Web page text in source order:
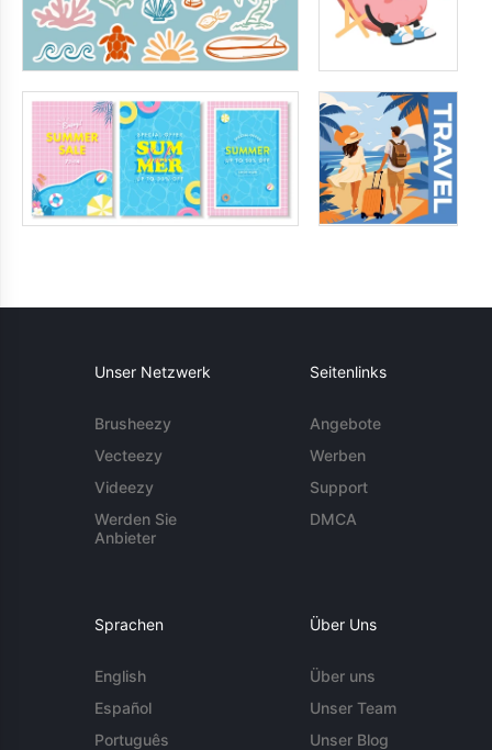
Unser Netzwerk
Brusheezy
Vecteezy
Videezy
Werden Sie
Anbieter
Seitenlinks
Angebote
Werben
Support
DMCA
Sprachen
English
Español
Português
Über Uns
Über uns
Unser Team
Unser Blog